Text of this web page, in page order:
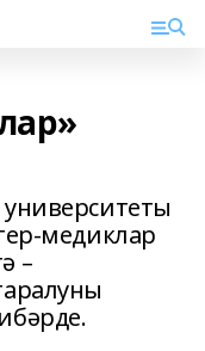
медиклар
–